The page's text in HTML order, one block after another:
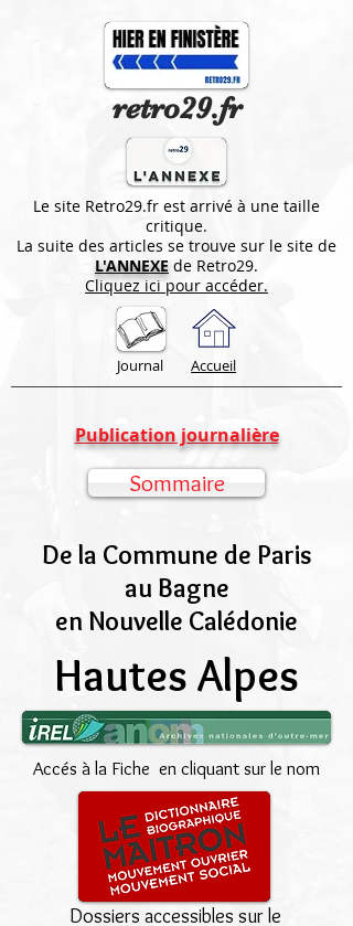
retro29.fr
Le site Retro29.fr est arrivé à une taille
critique.
La suite des articles se trouve sur le site de
L'ANNEXE de Retro29.
Cliquez ici pour accéder.
Journal Accueil
Publication journalière
De la Commune de Paris
au Bagne
en Nouvelle Calédonie
Hautes Alpes
Accés à la Fiche en cliquant sur le nom
Dossiers accessibles sur le
Sommaire